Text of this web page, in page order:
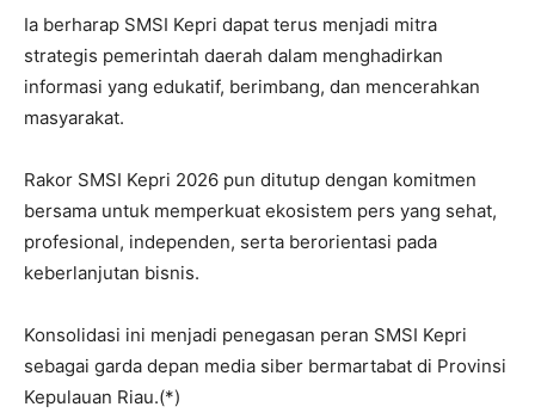
Ia berharap SMSI Kepri dapat terus menjadi mitra
strategis pemerintah daerah dalam menghadirkan
informasi yang edukatif, berimbang, dan mencerahkan
masyarakat.
Rakor SMSI Kepri 2026 pun ditutup dengan komitmen
bersama untuk memperkuat ekosistem pers yang sehat,
profesional, independen, serta berorientasi pada
keberlanjutan bisnis.
Konsolidasi ini menjadi penegasan peran SMSI Kepri
sebagai garda depan media siber bermartabat di Provinsi
Kepulauan Riau.(*)